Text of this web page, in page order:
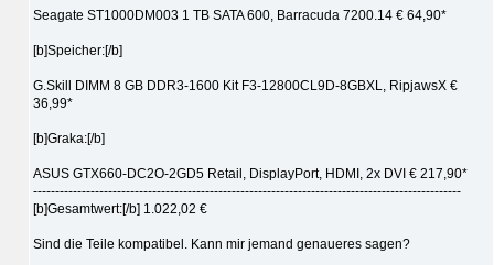
Seagate ST1000DM003 1 TB SATA 600, Barracuda 7200.14 € 64,90*
[b]Speicher:[/b]
G.Skill DIMM 8 GB DDR3-1600 Kit F3-12800CL9D-8GBXL, RipjawsX €
36,99*
[b]Graka:[/b]
ASUS GTX660-DC2O-2GD5 Retail, DisplayPort, HDMI, 2x DVI € 217,90*
-------------------------------------------------------------------------------------------------
[b]Gesamtwert:[/b] 1.022,02 €
Sind die Teile kompatibel. Kann mir jemand genaueres sagen?